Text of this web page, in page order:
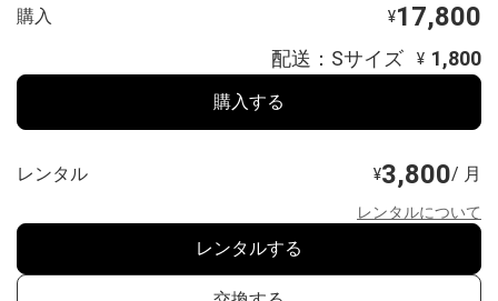
購入 ¥17,800
配送：Sサイズ ¥ 1,800
購入する
レンタル ¥3,800/ 月
レンタルについて
レンタルする